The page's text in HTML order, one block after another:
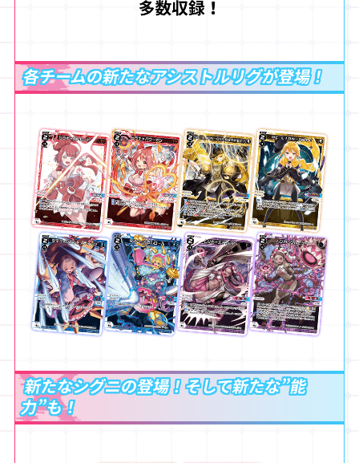
各チームの新たなアシストルリグが登場！
新たなシグニの登場！そして新たな”能
力”も！